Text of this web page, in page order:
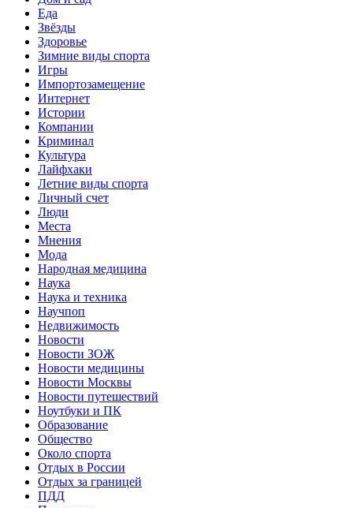
Еда
Звёзды
Здоровье
Зимние виды спорта
Игры
Импортозамещение
Интернет
Истории
Компании
Криминал
Культура
Лайфхаки
Летние виды спорта
Личный счет
Люди
Места
Мнения
Мода
Народная медицина
Наука
Наука и техника
Научпоп
Недвижимость
Новости
Новости ЗОЖ
Новости медицины
Новости Москвы
Новости путешествий
Ноутбуки и ПК
Образование
Общество
Около спорта
Отдых в России
Отдых за границей
ПДД